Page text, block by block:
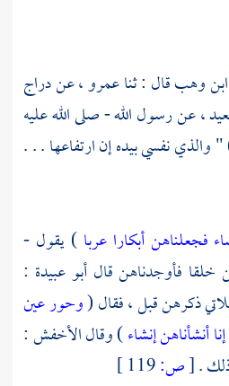
ابن وهبقال : ثناعمرو، عندراج
، عن رسول الله - صلى الله عليه
والذي نفسي بيده إن ارتفاعها . . .
فجعلناهن أبكارا عربا ) يقول -
خلقا فأوجدناهن قال أبو عبيدة :
ذكرهن قبل ، فقال (وحور عين
إنا أنشأناهن إنشاء) وقالالأخفش:
.
[ص: